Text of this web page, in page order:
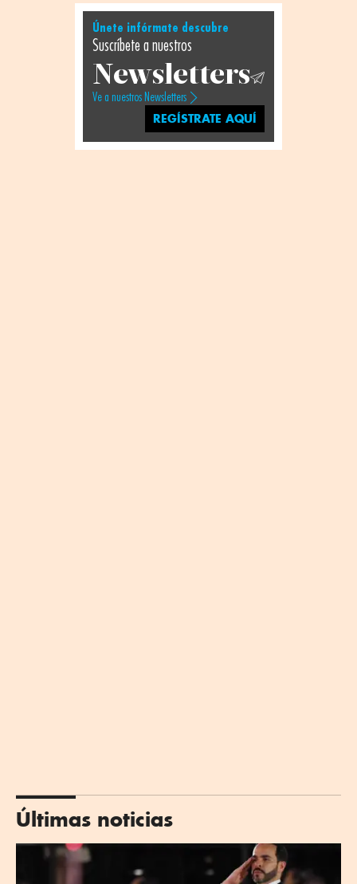
Únete infórmate descubre
Suscríbete a nuestros
Newsletters
Ve a nuestros Newsletters
REGÍSTRATE AQUÍ
Últimas noticias